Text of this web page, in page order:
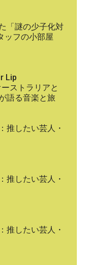
「謎の少子化対
ッフの小部屋
Lip
ストラリアと
語る音楽と旅
推したい芸人・
推したい芸人・
推したい芸人・